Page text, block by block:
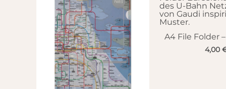
A4 File Folder
4,00